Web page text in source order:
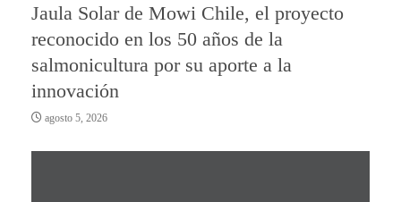
Jaula Solar de Mowi Chile, el proyecto
reconocido en los 50 años de la
salmonicultura por su aporte a la
innovación
agosto 5, 2026